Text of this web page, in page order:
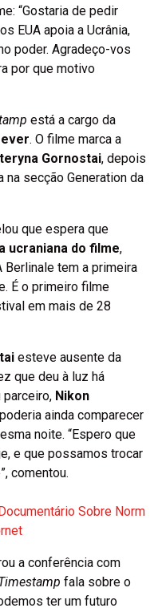
“Gostaria de pedir
EUA apoia a Ucrânia,
poder. Agradeço-vos
por que motivo
está a cargo da
. O filme marca a
Gornostai, depois
na secção Generation da
que espera que
ucraniana do filme,
Berlinale tem a primeira
É o primeiro filme
em mais de 28
esteve ausente da
que deu à luz há
Nikon
ainda comparecer
noite. “Espero que
e que possamos trocar
comentou.
Sobre Norm
a conferência com
fala sobre o
ter um futuro